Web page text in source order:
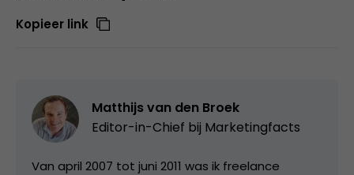
Kopieer link
Matthijs van den Broek
Editor-in-Chief bij Marketingfacts
Van april 2007 tot juni 2011 was ik freelance